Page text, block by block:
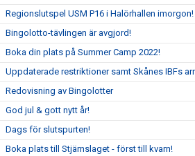
Regionslutspel USM P16 i Halörhallen imorgon!
Bingolotto-tävlingen är avgjord!
Boka din plats på Summer Camp 2022!
Uppdaterade restriktioner samt Skånes IBFs
Redovisning av Bingolotter
God jul & gott nytt år!
Dags för slutspurten!
Boka plats till Stjärnslaget - först till kvarn!